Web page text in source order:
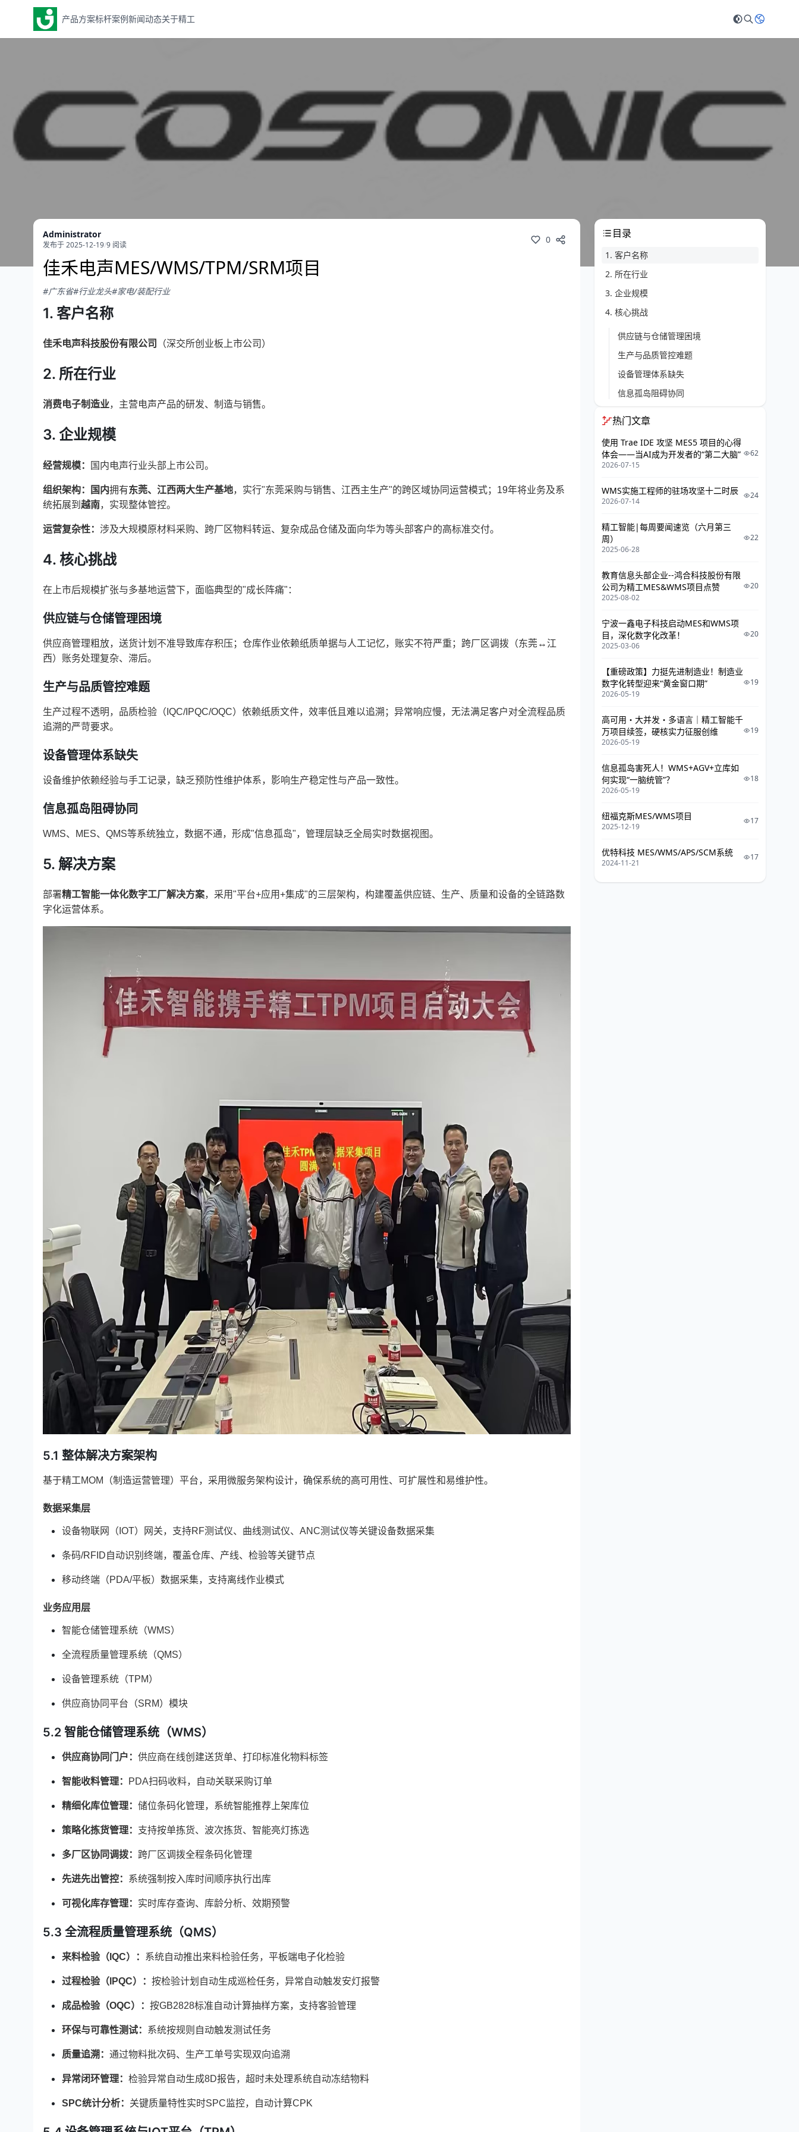
产品方案标杆案例新闻动态关于精工
Administrator
发布于 2025-12-19/9 阅读 0
佳禾电声MES/WMS/TPM/SRM项目
#广东省#行业龙头#家电/装配行业
1. 客户名称
佳禾电声科技股份有限公司 （深交所创业板上市公司）
2. 所在行业
消费电子制造业，主营电声产品的研发、制造与销售。
3. 企业规模
经营规模： 国内电声行业头部上市公司。
组织架构：国内拥有东莞、江西两大生产基地，实行"东莞采购与销售、江西主生产"的跨区域协同运营模式；19年将业务及系
统拓展到 越南，实现整体管控。
运营复杂性： 涉及大规模原材料采购、跨厂区物料转运、复杂成品仓储及面向华为等头部客户的高标准交付。
4. 核心挑战
在上市后规模扩张与多基地运营下，面临典型的"成长阵痛"：
供应链与仓储管理困境
供应商管理粗放，送货计划不准导致库存积压；仓库作业依赖纸质单据与人工记忆，账实不符严重；跨厂区调拨（东莞↔江
西）账务处理复杂、滞后。
生产与品质管控难题
生产过程不透明，品质检验（IQC/IPQC/OQC）依赖纸质文件，效率低且难以追溯；异常响应慢，无法满足客户对全流程品质
追溯的严苛要求。
设备管理体系缺失
设备维护依赖经验与手工记录，缺乏预防性维护体系，影响生产稳定性与产品一致性。
信息孤岛阻碍协同
WMS、MES、QMS等系统独立，数据不通，形成"信息孤岛"，管理层缺乏全局实时数据视图。
5. 解决方案
部署精工智能一体化数字工厂解决方案，采用"平台+应用+集成"的三层架构，构建覆盖供应链、生产、质量和设备的全链路数
字化运营体系。
5.1 整体解决方案架构
基于精工MOM（制造运营管理）平台，采用微服务架构设计，确保系统的高可用性、可扩展性和易维护性。
数据采集层
设备物联网（IOT）网关，支持RF测试仪、曲线测试仪、ANC测试仪等关键设备数据采集
条码/RFID自动识别终端，覆盖仓库、产线、检验等关键节点
移动终端（PDA/平板）数据采集，支持离线作业模式
业务应用层
智能仓储管理系统（WMS）
全流程质量管理系统（QMS）
设备管理系统（TPM）
供应商协同平台（SRM）模块
5.2 智能仓储管理系统（WMS）
供应商协同门户： 供应商在线创建送货单、打印标准化物料标签
智能收料管理： PDA扫码收料，自动关联采购订单
精细化库位管理： 储位条码化管理，系统智能推荐上架库位
策略化拣货管理： 支持按单拣货、波次拣货、智能亮灯拣选
多厂区协同调拨： 跨厂区调拨全程条码化管理
先进先出管控： 系统强制按入库时间顺序执行出库
可视化库存管理： 实时库存查询、库龄分析、效期预警
5.3 全流程质量管理系统（QMS）
来料检验（IQC）： 系统自动推出来料检验任务，平板端电子化检验
过程检验（IPQC）： 按检验计划自动生成巡检任务，异常自动触发安灯报警
成品检验（OQC）： 按GB2828标准自动计算抽样方案，支持客验管理
环保与可靠性测试： 系统按规则自动触发测试任务
质量追溯： 通过物料批次码、生产工单号实现双向追溯
异常闭环管理： 检验异常自动生成8D报告，超时未处理系统自动冻结物料
SPC统计分析： 关键质量特性实时SPC监控，自动计算CPK
目录
1. 客户名称
2. 所在行业
3. 企业规模
4. 核心挑战
供应链与仓储管理困境
生产与品质管控难题
设备管理体系缺失
信息孤岛阻碍协同
5. 解决方案
5.1 整体解决方案架构
数据采集层
5.2 智能仓储管理系统（WMS）
5.3 全流程质量管理系统（QMS）
5.4 设备管理系统与IOT平台（TPM）
6. 主要成果
7. 客户证言
8. 未来展望
扩展供应链协同
数据驱动决策
热门文章
使用 Trae IDE 攻坚 MES5 项目的心得
体会——当AI成为开发者的“第二大脑”
2026-07-15
62
WMS实施工程师的驻场攻坚十二时辰
2026-07-14
24
精工智能|每周要闻速览（六月第三
周）
2025-06-28
22
教育信息头部企业--鸿合科技股份有限
公司为精工MES&WMS项目点赞
2025-08-02
20
宁波一鑫电子科技启动MES和WMS项
目，深化数字化改革！
2025-03-06
20
【重磅政策】力挺先进制造业！制造业
数字化转型迎来“黄金窗口期”
2026-05-19
19
高可用・大并发・多语言｜精工智能千
万项目续签，硬核实力征服创维
2026-05-19
19
信息孤岛害死人！WMS+AGV+立库如
何实现“一脑统管”？
2026-05-19
18
纽福克斯MES/WMS项目
2025-12-19
17
优特科技 MES/WMS/APS/SCM系统
2024-11-21
17